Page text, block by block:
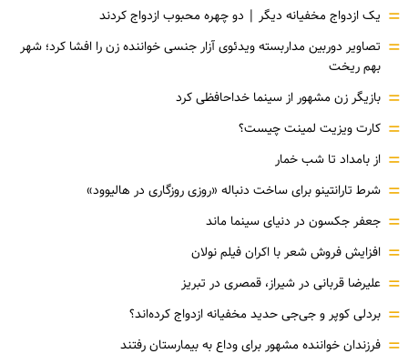
= یک ازدواج مخفیانه دیگر | دو چهره محبوب ازدواج کردند
= تصاویر دوربین مداربسته ویدئوی آزار جنسی خواننده زن را افشا کرد؛ شهر
بهم ریخت
= بازیگر زن مشهور از سینما خداحافظی کرد
= کارت ویزیت لمینت چیست؟
= از بامداد تا شب خمار
= شرط تارانتینو برای ساخت دنباله «روزی روزگاری در هالیوود»
= جعفر جکسون در دنیای سینما ماند
= افزایش فروش شعر با اکران فیلم نولان
= علیرضا قربانی در شیراز، قمصری در تبریز
= بردلی کوپر و جی‌جی حدید مخفیانه ازدواج کرده‌اند؟
= فرزندان خواننده مشهور برای وداع به بیمارستان رفتند